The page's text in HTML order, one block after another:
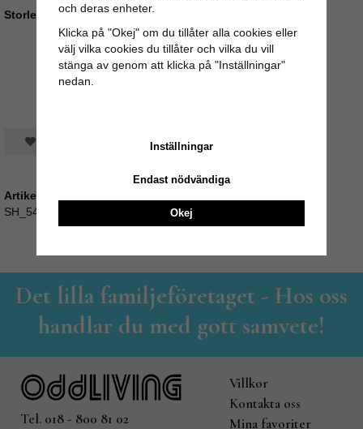
Storlek:
4,5 x 9 cm
Spara som favorit
Artikelnummer:
SH_549771
Det lilla familjeföretaget - Hos oss
handlar du med gott samvete!
Tel. 018 - 800 81 02
Villkor
Kontakta oss
Mina favoriter
och deras enheter.
Klicka på "Okej" om du tillåter alla cookies eller
välj vilka cookies du tillåter och vilka du vill
stänga av genom att klicka på "Inställningar"
nedan.
Inställningar
Endast nödvändiga
Okej